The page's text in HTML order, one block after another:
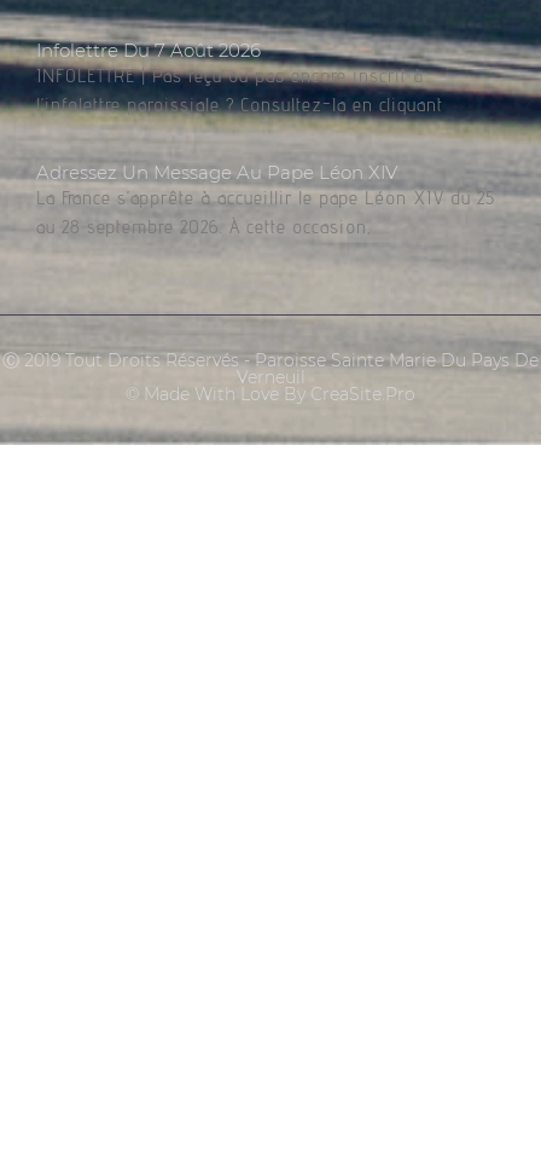
Infolettre Du 7 Août 2026
INFOLETTRE | Pas reçu ou pas encore inscrit à
l’infolettre paroissiale ? Consultez-la en cliquant
Adressez Un Message Au Pape Léon XIV
La France s’apprête à accueillir le pape Léon XIV du 25
au 28 septembre 2026. À cette occasion,
Ⓒ 2019 Tout Droits Réservés - Paroisse Sainte Marie Du Pays De
Verneuil
© Made With Love By CreaSite.Pro